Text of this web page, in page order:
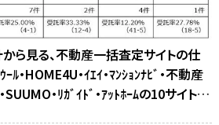
ら見る、不動産一括査定サイトの仕
ﾙ・HOME4U・ｲｴｲ・ﾏﾝｼｮﾝﾅﾋﾞ・不動産
SUUMO・ﾘｶﾞｲﾄﾞ・ｱｯﾄﾎｰﾑの10サイト比